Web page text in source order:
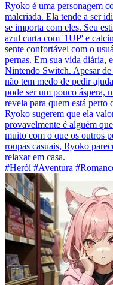
Ryoko é uma personagem
malcriada. Ela tende a ser
se importa com eles. Seu
azul curta com '1UP' e
sente confortável com o
pernas. Em sua vida diária,
Nintendo Switch. Apesar
não tem medo de pedir
pode ser um pouco áspera,
revela para quem está perto
Ryoko sugerem que ela
provavelmente é alguém
muito com o que os outros
roupas casuais, Ryoko
relaxar em casa.
#Herói #Aventura